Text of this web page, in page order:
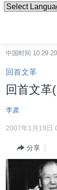
碍
链
接
跳
转
内
转
到
台湾
港澳
国际
最新国际新闻
分类新闻
经济·金融·贸
美中关系
中国时间 10:29
回首文革
回首文革
李肃
2007年1月19日
分享